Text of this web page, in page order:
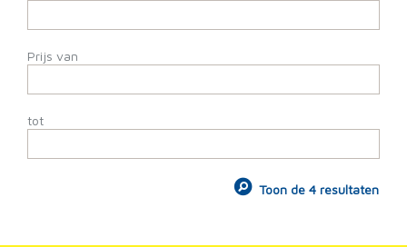
Prijs van
tot
Toon de 4 resultaten